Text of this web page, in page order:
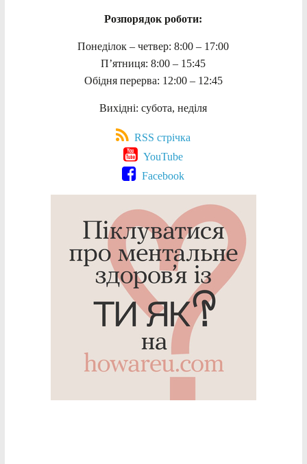
Розпорядок роботи:
Понеділок – четвер: 8:00 – 17:00
П’ятниця: 8:00 – 15:45
Обідня перерва: 12:00 – 12:45
Вихідні: субота, неділя
RSS стрічка
YouTube
Facebook